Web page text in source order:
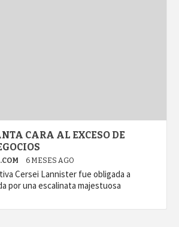
CARA AL EXCESO DE
6 MESES AGO
Cersei Lannister fue obligada a
por una escalinata majestuosa